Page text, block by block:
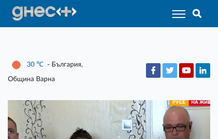
30 ℃ - България,
Община Варна